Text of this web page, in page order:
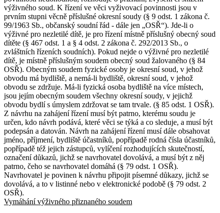
výživného soud. K řízení ve věci vyživovací povinnosti jsou v
prvním stupni věcně příslušné okresní soudy (§ 9 odst. 1 zákona č.
99/1963 Sb., občanský soudní řád - dále jen „OSŘ“). Jde-li o
výživné pro nezletilé dítě, je pro řízení místně příslušný obecný soud
dítěte (§ 467 odst. 1 a § 4 odst. 2 zákona č. 292/2013 Sb., o
zvláštních řízeních soudních). Pokud nejde o výživné pro nezletilé
dítě, je místně příslušným soudem obecný soud žalovaného (§ 84
OSŘ). Obecným soudem fyzické osoby je okresní soud, v jehož
obvodu má bydliště, a nemá-li bydliště, okresní soud, v jehož
obvodu se zdržuje. Má-li fyzická osoba bydliště na více místech,
jsou jejím obecným soudem všechny okresní soudy, v jejichž
obvodu bydlí s úmyslem zdržovat se tam trvale. (§ 85 odst. 1 OSŘ).
Z návrhu na zahájení řízení musí být patrno, kterému soudu je
určen, kdo návrh podává, které věci se týká a co sleduje, a musí být
podepsán a datován. Návrh na zahájení řízení musí dále obsahovat
jméno, příjmení, bydliště účastníků, popřípadě rodná čísla účastníků,
popřípadě též jejich zástupců, vylíčení rozhodujících skutečností,
označení důkazů, jichž se navrhovatel dovolává, a musí být z něj
patrno, čeho se navrhovatel domáhá (§ 79 odst. 1 OSŘ).
Navrhovatel je povinen k návrhu připojit písemné důkazy, jichž se
dovolává, a to v listinné nebo v elektronické podobě (§ 79 odst. 2
OSŘ).
Vymáhání výživného přiznaného soudem